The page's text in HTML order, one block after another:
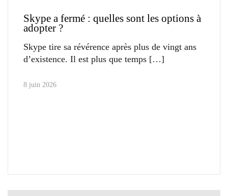
Skype a fermé : quelles sont les options à
adopter ?
Skype tire sa révérence après plus de vingt ans
d’existence. Il est plus que temps
8 juin 2026